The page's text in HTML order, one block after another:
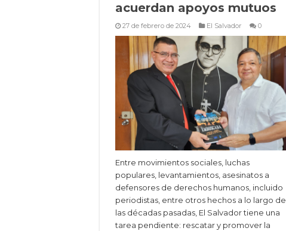
acuerdan apoyos mutuos
27 de febrero de 2024 El Salvador 0
Entre movimientos sociales, luchas
populares, levantamientos, asesinatos a
defensores de derechos humanos, incluido
periodistas, entre otros hechos a lo largo de
las décadas pasadas, El Salvador tiene una
tarea pendiente: rescatar y promover la